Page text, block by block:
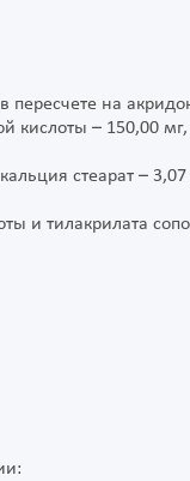
на
кислоты – 150,00
стеарат –
и тилакрилата